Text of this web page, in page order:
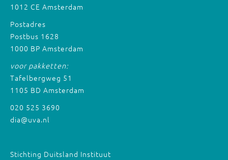
1012 CE Amsterdam
Postadres
Postbus 1628
1000 BP Amsterdam
voor pakketten:
Tafelbergweg 51
1105 BD Amsterdam
020 525 3690
dia@uva.nl
Stichting Duitsland Instituut